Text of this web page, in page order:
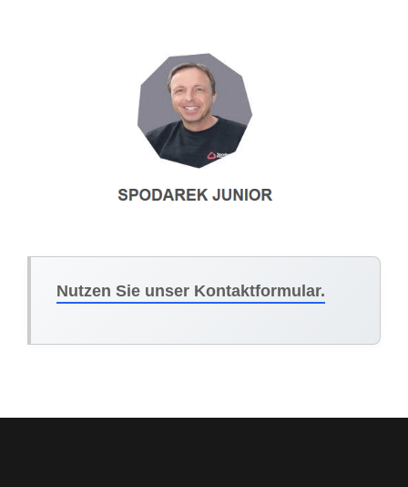
Nutzen Sie unser Kontaktformular.